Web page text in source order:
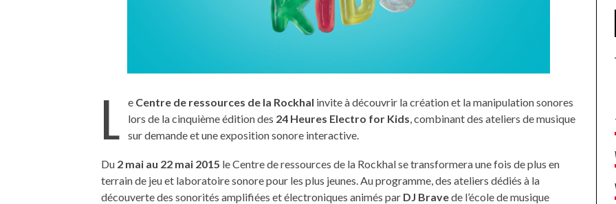
L e Centre de ressources de la Rockhal invite à découvrir la création et la manipulation sonores
lors de la cinquième édition des 24 Heures Electro for Kids, combinant des ateliers de musique
sur demande et une exposition sonore interactive.
Du 2 mai au 22 mai 2015 le Centre de ressources de la Rockhal se transformera une fois de plus en
terrain de jeu et laboratoire sonore pour les plus jeunes. Au programme, des ateliers dédiés à la
découverte des sonorités amplifiées et électroniques animés par DJ Bravede l’école de musique